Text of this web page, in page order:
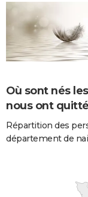
Où sont nés
nous ont
Répartition des
département de